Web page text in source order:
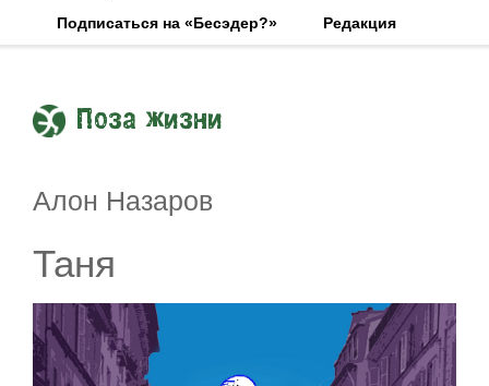
Подписаться на «Бесэдер?»
Редакция
Поза жизни
Алон Назаров
Таня